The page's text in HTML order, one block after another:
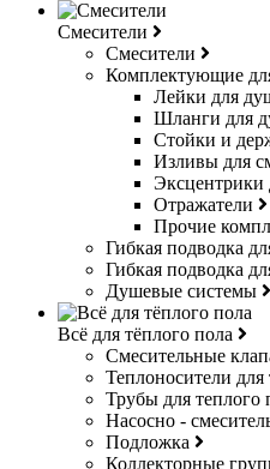
Смесители
Смесители
Комплектующие
Лейки для
Шланги для
Стойки и
Изливы для
Эксцентрики
Отражатели
Прочие
Гибкая подводка
Гибкая подводка
Душевые системы
Всё для тёплого пола
Смесительные
Теплоносители для
Трубы для теплого
Насосно -
Подложка
Коллекторные